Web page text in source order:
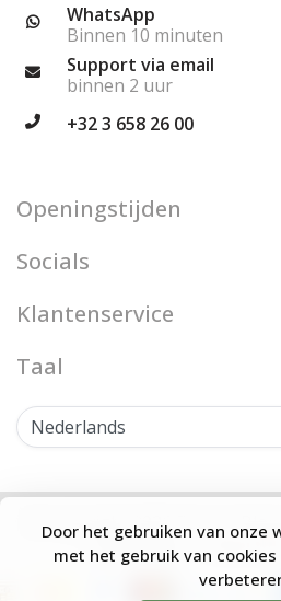
Door het gebruiken van onze
met het gebruik van
WhatsApp
Binnen 10 minuten
Support via email
binnen 2 uur
+32 3 658 26 00
Openingstijden
Socials
Klantenservice
Taal
© Copyright 2026 Firenze
Frontlabel - Powered